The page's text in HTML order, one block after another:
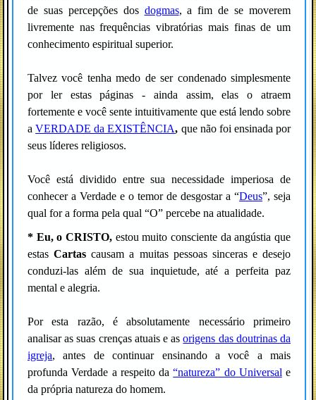
de suas percepções dos dogmas, a fim de se moverem
livremente nas frequências vibratórias mais finas de um
conhecimento espiritual superior.
Talvez você tenha medo de ser condenado simplesmente
por ler estas páginas - ainda assim, elas o atraem
fortemente e você sente intuitivamente que está lendo sobre
aVERDADE da EXISTÊNCIA, que não foi ensinada por
seus líderes religiosos.
Você está dividido entre sua necessidade imperiosa de
conhecer a Verdade e o temor de desgostar a “Deus”, seja
qual for a forma pela qual “O” percebe na atualidade.
* Eu, o CRISTO, estou muito consciente da angústia que
estasCartascausam a muitas pessoas sinceras e desejo
conduzi-las além de sua inquietude, até a perfeita paz
mental e alegria.
Por esta razão, é absolutamente necessário primeiro
analisar as suas crenças atuais e asorigens das doutrinas da
igreja, antes de continuar ensinando a você a mais
profunda Verdade a respeito da“natureza” do Universal e
da própria natureza do homem.